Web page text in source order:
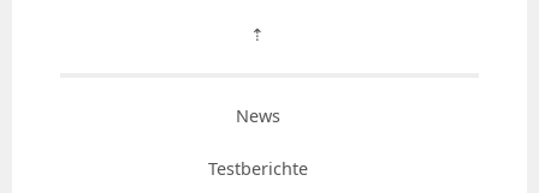
⇡
News
Testberichte